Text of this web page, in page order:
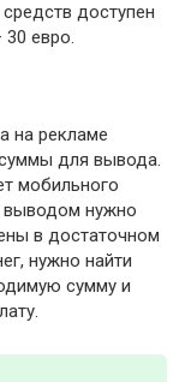
доступен
евро.
на рекламе
для вывода.
мобильного
выводом нужно
в достаточном
нужно найти
сумму и